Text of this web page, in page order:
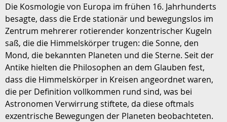
Die Kosmologie von Europa im frühen 16. Jahrhunderts
besagte, dass die Erde stationär und bewegungslos im
Zentrum mehrerer rotierender konzentrischer Kugeln
saß, die die Himmelskörper trugen: die Sonne, den
Mond, die bekannten Planeten und die Sterne. Seit der
Antike hielten die Philosophen an dem Glauben fest,
dass die Himmelskörper in Kreisen angeordnet waren,
die per Definition vollkommen rund sind, was bei
Astronomen Verwirrung stiftete, da diese oftmals
exzentrische Bewegungen der Planeten beobachteten.